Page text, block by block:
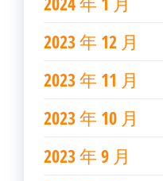
2023 年 12 月
2023 年 11 月
2023 年 10 月
2023 年 9 月